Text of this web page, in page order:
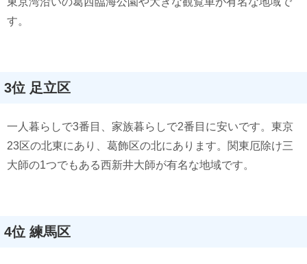
す。
3位 足立区
一人暮らしで3番目、家族暮らしで2番目に安いです。東京
23区の北東にあり、葛飾区の北にあります。関東厄除け三
大師の1つでもある西新井大師が有名な地域です。
4位 練馬区